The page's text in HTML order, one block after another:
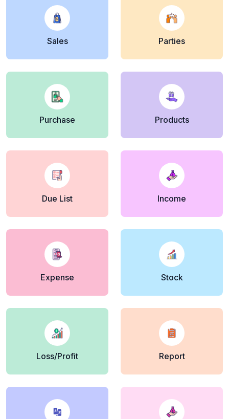
Sales Parties
Purchase Products
Due List Income
Expense Stock
Loss/Profit Report